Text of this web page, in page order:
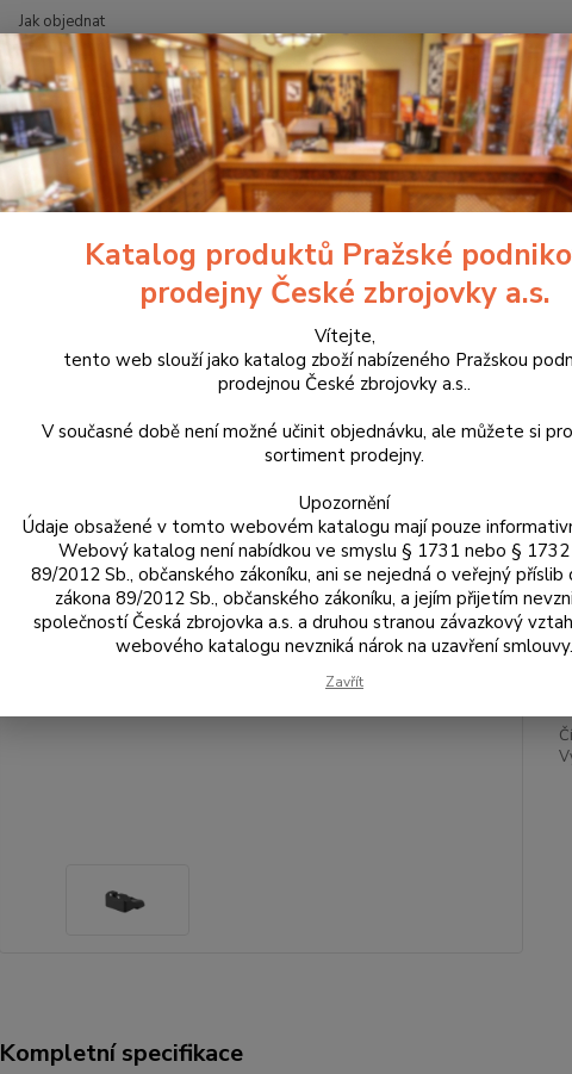
Jak objednat
Hledat
Úvod Příslušenství, doplňky a náhradní díly Pro pistole Mířidla
Hledí luminiscenční pro CZ P-10
Kompletní specifikace
Katalog produktů Pražské
prodejny České zbrojovky a.s.
Vítejte,
tento web slouží jako katalog zboží nabízeného Pražskou
prodejnou České zbrojovky a.s..
V současné době není možné učinit objednávku, ale můžete si
sortiment prodejny.
Upozornění
Údaje obsažené v tomto webovém katalogu mají pouze
Webový katalog není nabídkou ve smyslu § 1731 nebo § 1732
89/2012 Sb., občanského zákoníku, ani se nejedná o veřejný
zákona 89/2012 Sb., občanského zákoníku, a jejím přijetím
společností Česká zbrojovka a.s. a druhou stranou závazkový
webového katalogu nevzniká nárok na uzavření smlouvy.
Zavřít